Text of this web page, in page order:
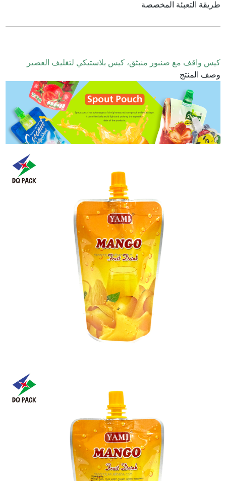
طريقة التعبئة المخصصة
كيس واقف مع صنبور منبثق، كيس بلاستيكي لتغليف العصير
وصف المنتج